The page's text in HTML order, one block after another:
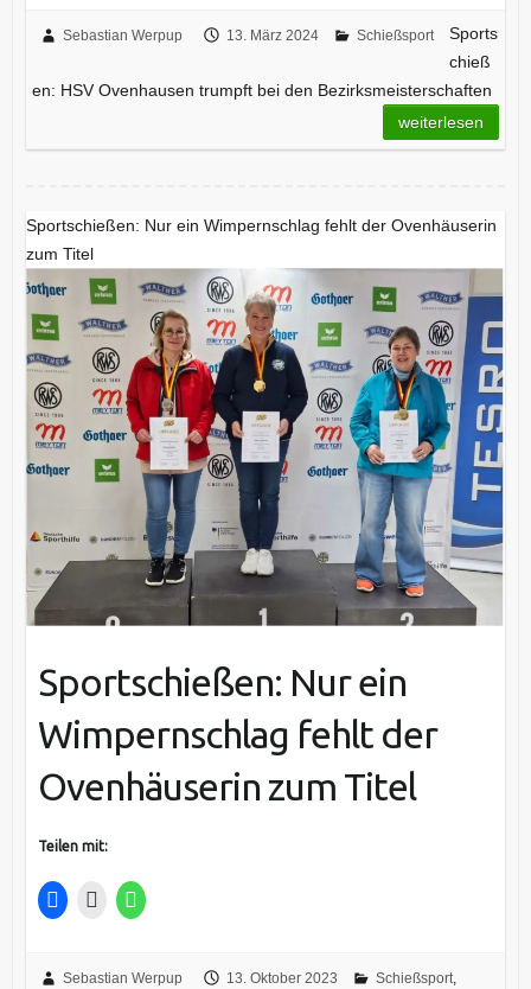
Sebastian Werpup 13. März 2024 Schießsport
Sports
chieß
en: HSV Ovenhausen trumpft bei den Bezirksmeisterschaften
weiterlesen
Sportschießen: Nur ein Wimpernschlag fehlt der Ovenhäuserin
zum Titel
Sportschießen: Nur ein
Wimpernschlag fehlt der
Ovenhäuserin zum Titel
Teilen mit:
Sebastian Werpup 13. Oktober 2023 Schießsport,